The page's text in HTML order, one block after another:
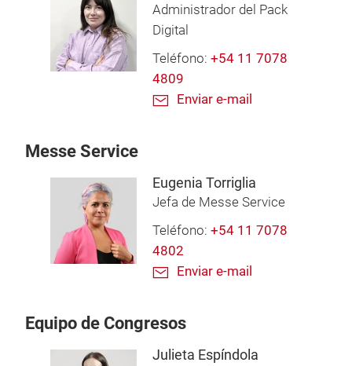
Administrador del Pack
Digital
Teléfono: +54 11 7078
4809
Enviar e-mail
Messe Service
Eugenia Torriglia
Jefa de Messe Service
Teléfono: +54 11 7078
4802
Enviar e-mail
Equipo de Congresos
Julieta Espíndola